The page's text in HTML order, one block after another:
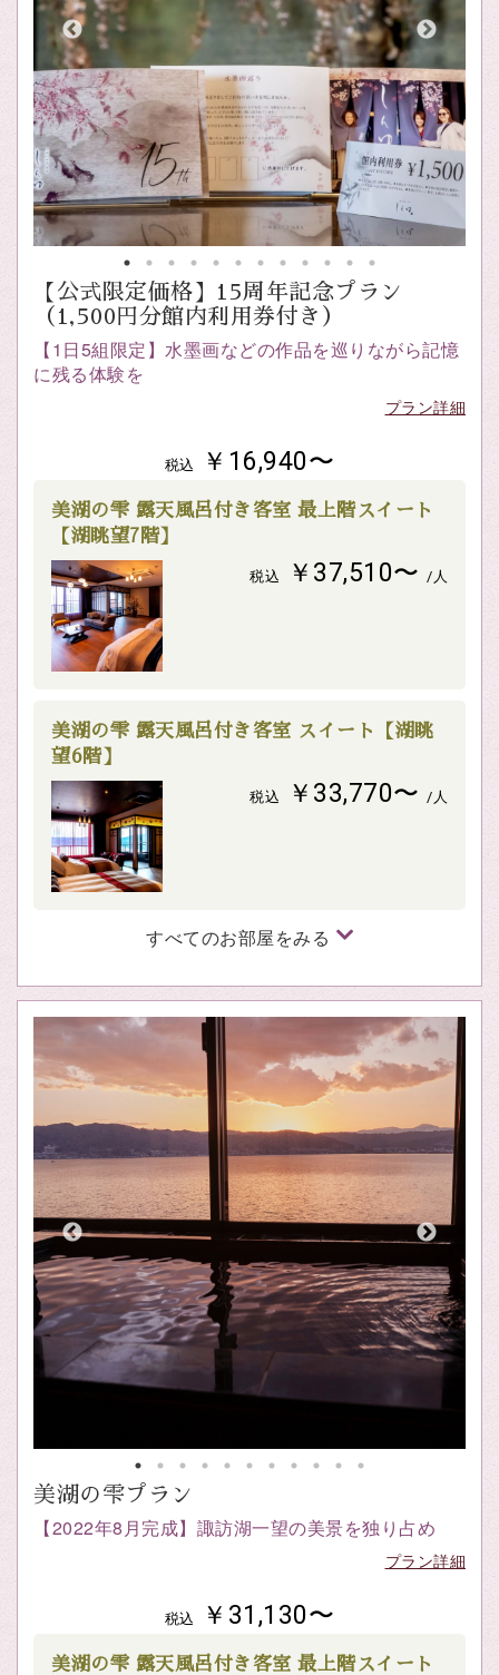
【公式限定価格】15周年記念プラン
（1,500円分館内利用券付き）
【1日5組限定】水墨画などの作品を巡りながら記憶
に残る体験を
プラン詳細
税込 ￥16,940〜
美湖の雫 露天風呂付き客室 最上階スイート
【湖眺望7階】
税込 ￥37,510〜 /人
美湖の雫 露天風呂付き客室 スイート【湖眺
望6階】
税込 ￥33,770〜 /人
すべてのお部屋をみる
美湖の雫プラン
【2022年8月完成】諏訪湖一望の美景を独り占め
プラン詳細
税込 ￥31,130〜
美湖の雫 露天風呂付き客室 最上階スイート